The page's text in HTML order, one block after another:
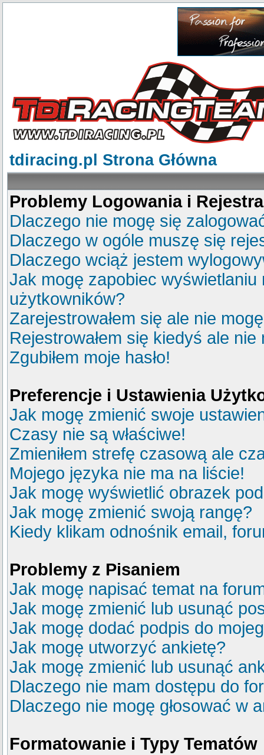
tdiracing.pl Strona Główna
Problemy Logowania i
Dlaczego nie mogę się
Dlaczego w ogóle muszę się
Dlaczego wciąż jestem
Jak mogę zapobiec
użytkowników?
Zarejestrowałem się ale nie
Rejestrowałem się kiedyś ale
Zgubiłem moje hasło!
Preferencje i Ustawienia
Jak mogę zmienić swoje
Czasy nie są właściwe!
Zmieniłem strefę czasową ale
Mojego języka nie ma na liście!
Jak mogę wyświetlić obrazek
Jak mogę zmienić swoją rangę?
Kiedy klikam odnośnik email,
Problemy z Pisaniem
Jak mogę napisać temat na
Jak mogę zmienić lub usunąć
Jak mogę dodać podpis do
Jak mogę utworzyć ankietę?
Jak mogę zmienić lub usunąć
Dlaczego nie mam dostępu do
Dlaczego nie mogę głosować w
Formatowanie i Typy Tematów